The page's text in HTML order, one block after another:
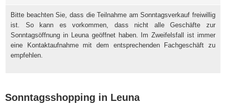
Bitte beachten Sie, dass die Teilnahme am Sonntagsverkauf freiwillig
ist. So kann es vorkommen, dass nicht alle Geschäfte zur
Sonntagsöffnung in Leuna geöffnet haben. Im Zweifelsfall ist immer
eine Kontaktaufnahme mit dem entsprechenden Fachgeschäft zu
empfehlen.
Sonntagsshopping in Leuna